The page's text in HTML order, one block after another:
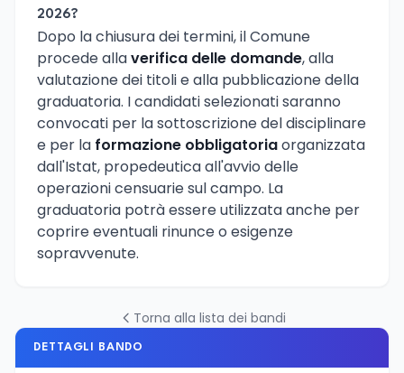
2026?
Dopo la chiusura dei termini, il Comune
procede allaverifica delle domande, alla
valutazione dei titoli e alla pubblicazione della
graduatoria. I candidati selezionati saranno
convocati per la sottoscrizione del disciplinare
e per la formazione obbligatoriaorganizzata
dall'Istat, propedeutica all'avvio delle
operazioni censuarie sul campo. La
graduatoria potrà essere utilizzata anche per
coprire eventuali rinunce o esigenze
sopravvenute.
Torna alla lista dei bandi
DETTAGLI BANDO